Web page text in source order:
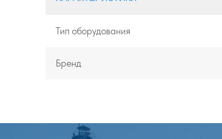
Тип оборудования
Бренд